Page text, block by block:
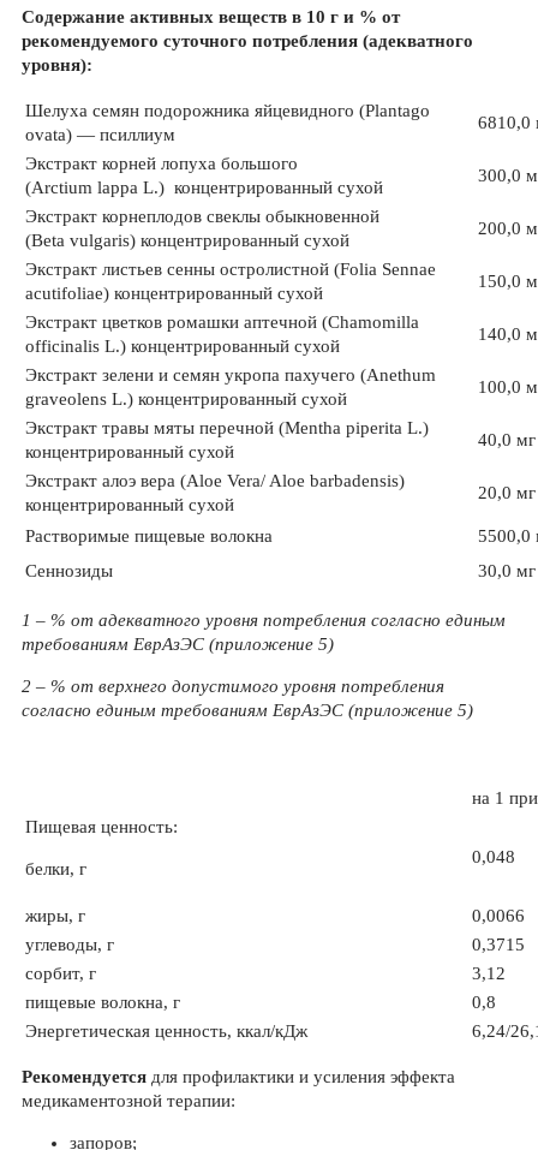
Содержание активных веществ в 10 г и % от
рекомендуемого суточного потребления (адекватного
уровня):
Шелуха семян подорожника яйцевидного (Plantago
ovata) — псиллиум
6810,0
Экстракт корней лопуха большого
(Arctium lappa L.) концентрированный сухой
300,0
Экстракт корнеплодов свеклы обыкновенной
(Beta vulgaris) концентрированный сухой
200,0
Экстракт листьев сенны остролистной (Folia Sennae
acutifoliae) концентрированный сухой
150,0
Экстракт цветков ромашки аптечной (Chamomilla
officinalis L.) концентрированный сухой
140,0
Экстракт зелени и семян укропа пахучего (Anethum
graveolens L.) концентрированный сухой
100,0
Экстракт травы мяты перечной (Mentha piperita L.)
концентрированный сухой
40,0 мг
Экстракт алоэ вера (Aloe Vera/ Aloe barbadensis)
концентрированный сухой
20,0 мг
Растворимые пищевые волокна
5500,0
Сеннозиды
30,0 мг
1 – % от адекватного уровня потребления согласно единым
требованиям ЕврАзЭС (приложение 5)
2 – % от верхнего допустимого уровня потребления
согласно единым требованиям ЕврАзЭС (приложение 5)
на 1
Пищевая ценность:
белки, г
0,048
жиры, г
0,0066
углеводы, г
0,3715
сорбит, г
3,12
пищевые волокна, г
0,8
Энергетическая ценность, ккал/кДж
6,24/
Рекомендуетсядля профилактики и усиления эффекта
медикаментозной терапии:
запоров;